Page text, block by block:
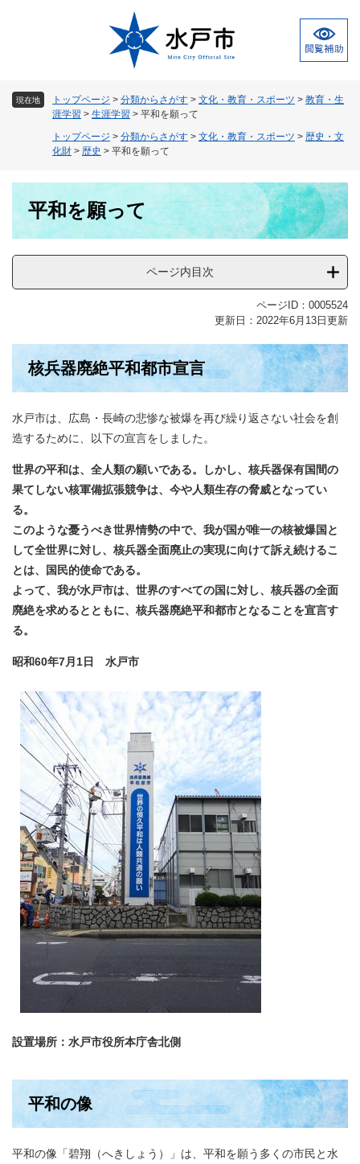
現在地 トップページ > 分類からさがす > 文化・教育・スポーツ > 教育・生
涯学習 > 生涯学習 > 平和を願って
トップページ > 分類からさがす > 文化・教育・スポーツ > 歴史・文
化財 > 歴史 > 平和を願って
平和を願って
ページ内目次
ページID：0005524
更新日：2022年6月13日更新
核兵器廃絶平和都市宣言
水戸市は、広島・長崎の悲惨な被爆を再び繰り返さない社会を創
造するために、以下の宣言をしました。
世界の平和は、全人類の願いである。しかし、核兵器保有国間の
果てしない核軍備拡張競争は、今や人類生存の脅威となってい
る。
このような憂うべき世界情勢の中で、我が国が唯一の核被爆国と
して全世界に対し、核兵器全面廃止の実現に向けて訴え続けるこ
とは、国民的使命である。
よって、我が水戸市は、世界のすべての国に対し、核兵器の全面
廃絶を求めるとともに、核兵器廃絶平和都市となることを宣言す
る。
昭和60年7月1日 水戸市
設置場所：水戸市役所本庁舎北側
平和の像
平和の像「碧翔（へきしょう）」は、平和を願う多くの市民と水